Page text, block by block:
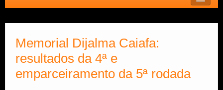
Fique Sócio
Quem Somos?
Calendário
Memorial Dijalma Caiafa:
resultados da 4ª e
emparceiramento da 5ª rodada